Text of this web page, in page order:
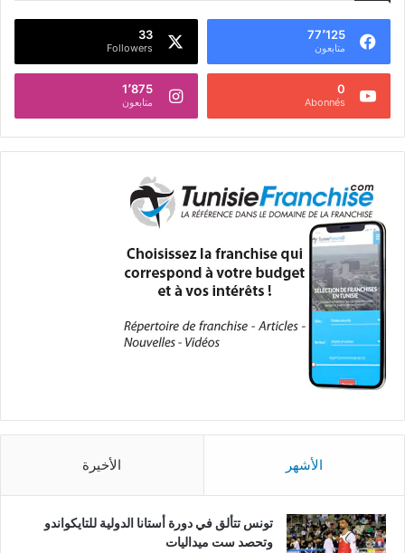
77٬125
متابعون
33
Followers
0
Abonnés
1٬875
متابعون
الأشهر الأخيرة
تونس تتألق في دورة أستانا الدولية للتايكواندو
وتحصد ست ميداليات